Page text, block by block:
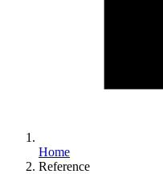
Home
Reference